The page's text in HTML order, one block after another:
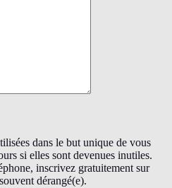
dans le but unique de vous
si elles sont devenues inutiles.
inscrivez gratuitement sur
dérangé(e).